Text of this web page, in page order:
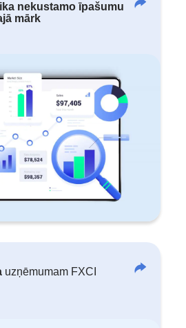
nekustamo īpašumu
mārk
uzņēmumam FXCI